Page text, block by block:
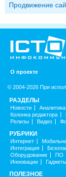
Продвижение
О проекте
© 2004-2026 При
РАЗДЕЛЫ
Новости Аналитика
Колонка редактора
Релизы
Видео
РУБРИКИ
Интернет
Интеграция
Оборудование
ПО
Инновации
ПОЛЕЗНОЕ